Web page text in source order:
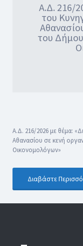
Α.Δ. 216/
του
του
Α.Δ. 216/2026 με θέμα:
Αθανασίου σε κενή
Οικονομολόγων»
Διαβάστε